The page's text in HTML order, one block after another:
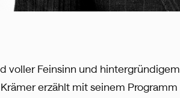
voller Feinsinn und hintergründigem
erzählt mit seinem Programm